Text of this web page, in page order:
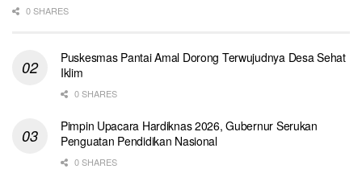
0 SHARES
Puskesmas Pantai Amal Dorong Terwujudnya Desa Sehat
Iklim
0 SHARES
Pimpin Upacara Hardiknas 2026, Gubernur Serukan
Penguatan Pendidikan Nasional
0 SHARES